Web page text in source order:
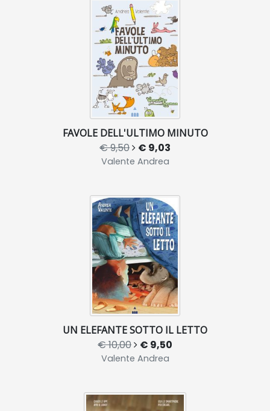
FAVOLE DELL'ULTIMO MINUTO
€ 9,50 € 9,03
Valente Andrea
UN ELEFANTE SOTTO IL LETTO
€ 10,00 € 9,50
Valente Andrea